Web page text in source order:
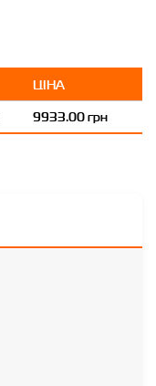
ЦІНА
9933.00 грн